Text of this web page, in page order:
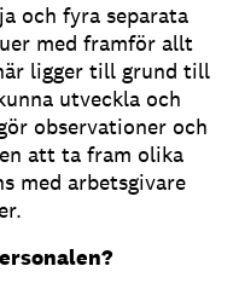
och fyra separata
med framför allt
ligger till grund till
utveckla och
observationer och
att ta fram olika
med arbetsgivare